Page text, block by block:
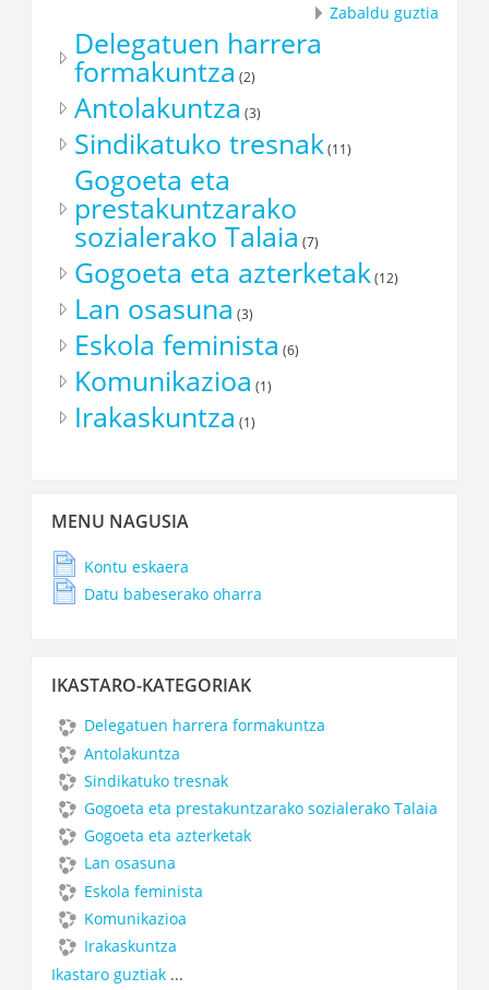
Zabaldu guztia
Delegatuen harrera
formakuntza (2)
Antolakuntza (3)
Sindikatuko tresnak(11)
Gogoeta eta
prestakuntzarako
sozialerako Talaia (7)
Gogoeta eta azterketak(12)
Lan osasuna (3)
Eskola feminista (6)
Komunikazioa (1)
Irakaskuntza (1)
nagusia
saltatu
MENU NAGUSIA
Kontu eskaera
Datu babeserako oharra
kategoriak
IKASTARO-KATEGORIAK
Delegatuen harrera formakuntza
Antolakuntza
Sindikatuko tresnak
Gogoeta eta prestakuntzarako sozialerako Talaia
Gogoeta eta azterketak
Lan osasuna
Eskola feminista
Komunikazioa
Irakaskuntza
Ikastaro guztiak...